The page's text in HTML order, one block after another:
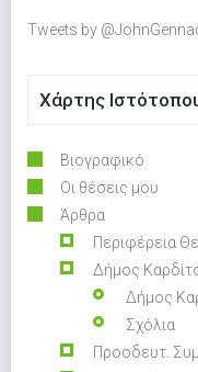
Tweets by
Χάρτης
Βιογραφικό
Οι θέσεις μου
Άρθρα
Περιφέρεια
Δήμος
Δήμος
Σχόλια
Προοδευτ.